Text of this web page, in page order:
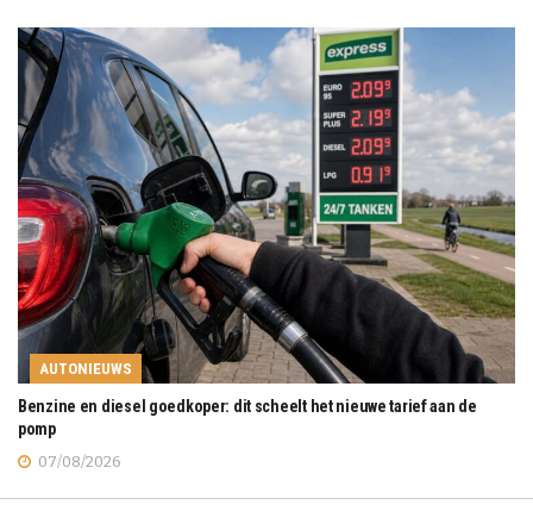
AUTONIEUWS
Benzine en diesel goedkoper: dit scheelt het nieuwe tarief aan de
pomp
07/08/2026